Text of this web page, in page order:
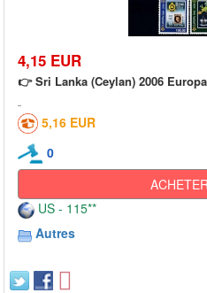
4,15 EUR
👉 Sri Lanka (Ceylan) 2006
5,16 EUR
0
US - 115**
Autres